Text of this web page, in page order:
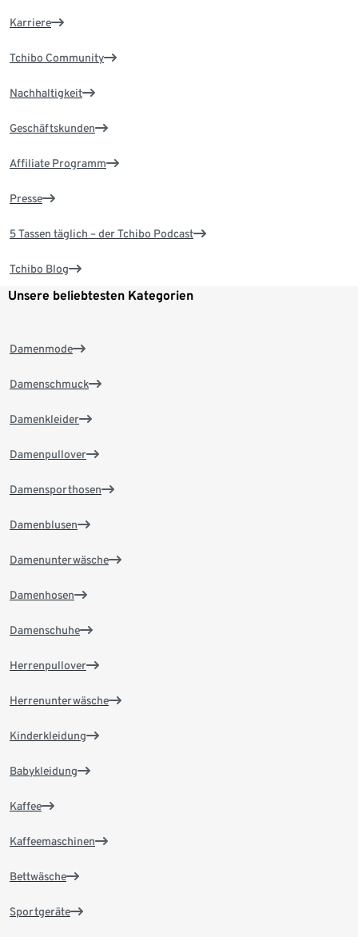
Karriere
Tchibo Community
Nachhaltigkeit
Geschäftskunden
Affiliate Programm
Presse
5 Tassen täglich – der Tchibo Podcast
Tchibo Blog
Unsere beliebtesten Kategorien
Damenmode
Damenschmuck
Damenkleider
Damenpullover
Damensporthosen
Damenblusen
Damenunterwäsche
Damenhosen
Damenschuhe
Herrenpullover
Herrenunterwäsche
Kinderkleidung
Babykleidung
Kaffee
Kaffeemaschinen
Bettwäsche
Sportgeräte